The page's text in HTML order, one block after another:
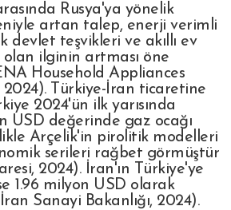
Rusya'ya yönelik
artan talep, enerji verimli
devlet teşvikleri ve akıllı ev
ilginin artması öne
Household Appliances
2024). Türkiye-İran ticaretine
2024'ün ilk yarısında
USD değerinde gaz ocağı
Arçelik'in pirolitik modelleri
serileri rağbet görmüştür
2024). İran'ın Türkiye'ye
1.96 milyon USD olarak
Sanayi Bakanlığı, 2024).